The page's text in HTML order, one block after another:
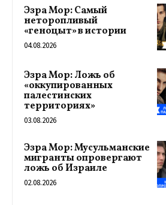
Эзра Мор: Самый
неторопливый
«геноцыт» в истории
04.08.2026
Эзра Мор: Ложь об
«оккупированных
палестинских
территориях»
03.08.2026
Эзра Мор: Мусульманские
мигранты опровергают
ложь об Израиле
02.08.2026